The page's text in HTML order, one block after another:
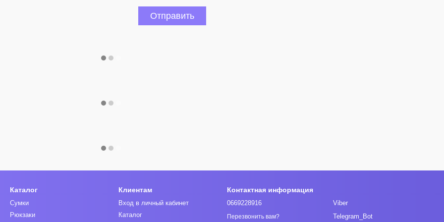
Отправить
Каталог
Сумки
Рюкзаки
Клиентам
Вход в личный кабинет
Каталог
Контактная информация
0669228916
Перезвонить вам?
Viber
Telegram_Bot